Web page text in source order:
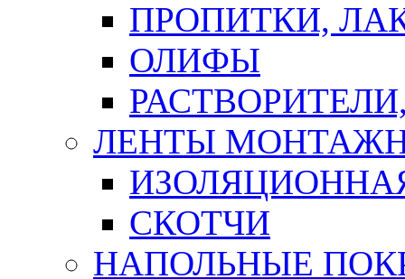
ПРОПИТКИ,
ОЛИФЫ
ЛЕНТЫ
СКОТЧИ
НАПОЛЬНЫЕ